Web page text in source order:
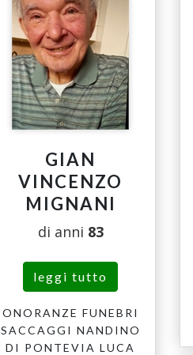
GIAN
VINCENZO
MIGNANI
di anni 83
leggi tutto
ONORANZE FUNEBRI
SACCAGGI NANDINO
DI PONTEVIA LUCA